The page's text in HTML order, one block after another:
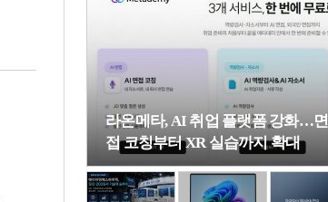
라온메타, AI 취업 플랫폼 강화…면
접 코칭부터 XR 실습까지 확대